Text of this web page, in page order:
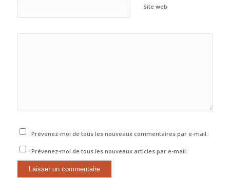
Site web
Prévenez-moi de tous les nouveaux commentaires par e-mail.
Prévenez-moi de tous les nouveaux articles par e-mail.